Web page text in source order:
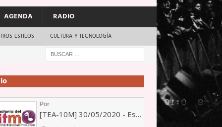
AGENDA RADIO
ESTILOS CULTURA Y TECNOLOGÍA